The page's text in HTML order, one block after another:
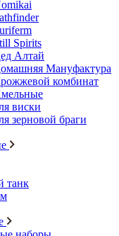
Spirits
Алтай
Мануфактура
комбинат
виски
зерновой браги
танк